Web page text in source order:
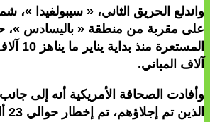
واندلع الحريق الثاني، « سيبولفيدا
على مقربة من منطقة « باليسادس »،
آلاف المباني.